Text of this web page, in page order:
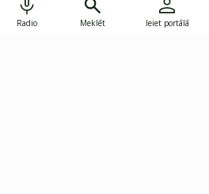
Radio Meklēt Ieiet portālā